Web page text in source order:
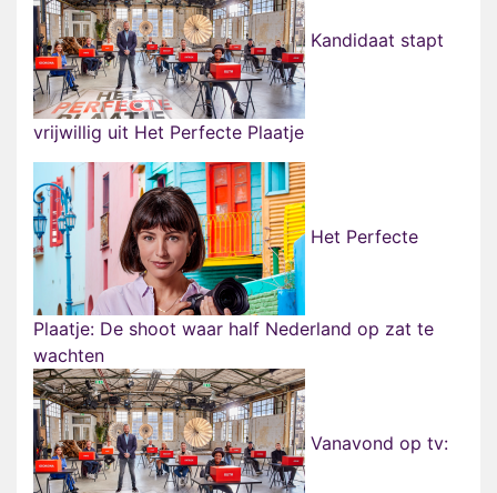
Kandidaat stapt
vrijwillig uit Het Perfecte Plaatje
Het Perfecte
Plaatje: De shoot waar half Nederland op zat te
wachten
Vanavond op tv: